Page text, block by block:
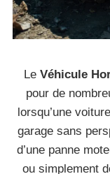
Le Véhicule
pour de
lorsqu’une
garage sans
d’une panne
ou simplement